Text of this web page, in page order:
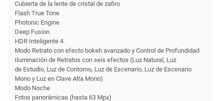
Cubierta de la lente de cristal de zafiro
Flash True Tone
Photonic Engine
Deep Fusion
HDR Inteligente 4
Modo Retrato con efecto bokeh avanzado y Control de Profundidad
Iluminación de Retratos con seis efectos (Luz Natural, Luz
de Estudio, Luz de Contorno, Luz de Escenario, Luz de Escenario
Mono y Luz en Clave Alta Mono)
Modo Noche
Fotos panorámicas (hasta 63 Mpx)